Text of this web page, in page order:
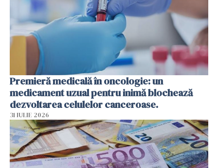
Premieră medicală în oncologie: un
medicament uzual pentru inimă blochează
dezvoltarea celulelor canceroase.
31 IULIE 2026